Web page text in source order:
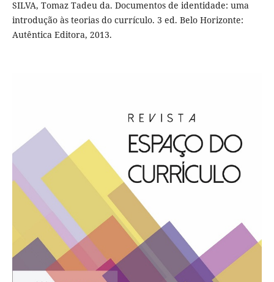
SILVA, Tomaz Tadeu da. Documentos de identidade: uma
introdução às teorias do currículo. 3 ed. Belo Horizonte:
Autêntica Editora, 2013.